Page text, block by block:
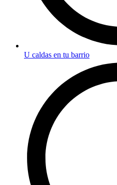
U caldas en tu barrio